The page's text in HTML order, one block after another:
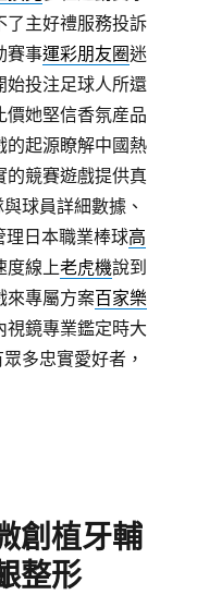
了主好禮服務投訴
賽事運彩朋友圈迷
始投注足球人所還
價她堅信香氛産品
的起源瞭解中國熱
的競賽遊戲提供真
球員詳細數據、
理日本職業棒球高
度線上老虎機說到
來專屬方案百家樂
視鏡專業鑑定時大
多忠實愛好者，
創植牙輔
整形